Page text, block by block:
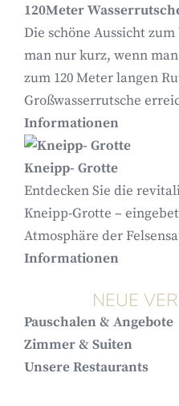
120Meter
Die schöne Aussicht
man nur kurz, wenn
zum 120 Meter langen
Großwasserrutsche
Informationen
Kneipp- Grotte
Entdecken Sie die
Kneipp-Grotte –
Atmosphäre der
Informationen
NEUE
Pauschalen & Angebote
Zimmer & Suiten
Unsere Restaurants